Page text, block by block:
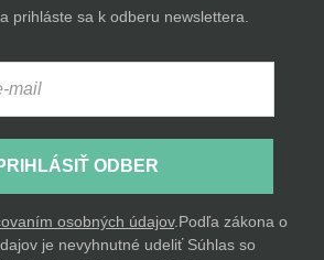
prihláste sa k odberu newslettera.
ODBER
osobných údajov. Podľa zákona o
je nevyhnutné udeliť Súhlas so